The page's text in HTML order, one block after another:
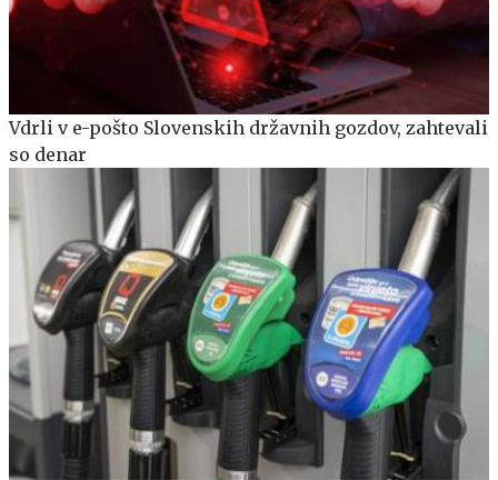
Vdrli v e-pošto Slovenskih državnih gozdov, zahtevali
so denar